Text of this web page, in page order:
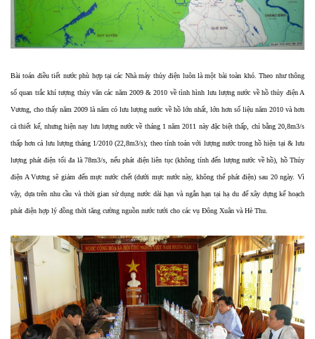
Bài toán điều tiết nước phù hợp tại các Nhà máy thủy điện luôn là một bài toàn khó. Theo như thông
số quan trắc khí tượng thủy văn các năm 2009 & 2010 về tình hình lưu lượng nước về hồ thủy điện A
Vương, cho thấy năm 2009 là năm có lưu lượng nước về hồ lớn nhất, lớn hơn số liệu năm 2010 và hơn
cả thiết kế, nhưng hiện nay lưu lượng nước về tháng 1 năm 2011 này đặc biệt thấp, chỉ bằng 20,8m3/s
thấp hơn cả lưu lượng tháng 1/2010 (22,8m3/s); theo tính toán với lượng nước trong hồ hiện tại & lưu
lượng phát điện tối đa là 78m3/s, nếu phát điện liên tục (không tính đến lượng nước về hồ), hồ Thủy
điện A Vương sẽ giảm đến mực nước chết (dưới mực nước này, không thể phát điện) sau 20 ngày. Vì
vậy, dựa trên nhu cầu và thời gian sử dụng nước dài hạn và ngắn hạn tại hạ du để xây dựng kế hoạch
phát điện hợp lý đồng thời tăng cường nguồn nước tưới cho các vụ Đông Xuân và Hè Thu.